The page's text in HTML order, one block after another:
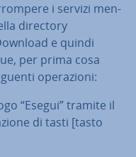
i servizi men­
directory
e quindi
per prima cosa
ope­ra­zio­ni:
“Esegui” tramite il
di tasti [tasto